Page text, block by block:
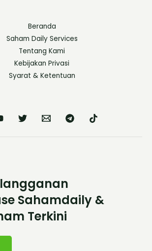
Beranda
Saham Daily Services
Tentang Kami
Kebijakan Privasi
Syarat & Ketentuan
Sahamdaily &
Terkini